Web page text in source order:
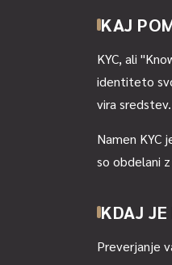
KAJ
KYC, ali
identiteto
vira sredstev.
Namen KYC
so obdelani
KDAJ
Preverjanje